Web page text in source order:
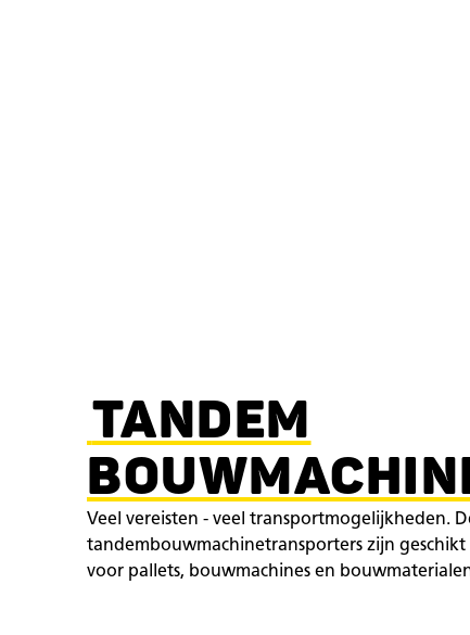
TANDEM
Veel vereisten - veel transportmogelijkheden.
tandembouwmachinetransporters zijn geschikt
voor pallets, bouwmachines en